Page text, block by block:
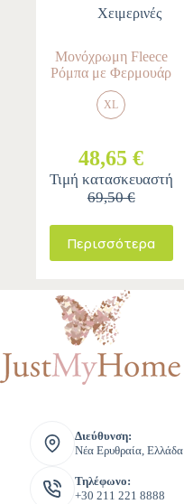
Χειμερινές
Μονόχρωμη Fleece
Ρόμπα με Φερμουάρ
XL
48,65 €
Τιμή κατασκευαστή
69,50 €
Περισσότερα
Διεύθυνση:
Νέα Ερυθραία, Ελλάδα
Τηλέφωνο:
+30 211 221 8888